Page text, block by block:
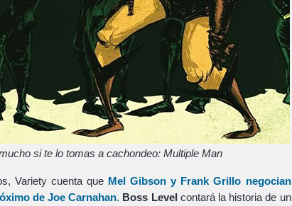
si te lo tomas a cachondeo: Multiple Man
Variety cuenta que Mel Gibson y Frank Grillo negocian
de Joe Carnahan. Boss Level contará la historia de un